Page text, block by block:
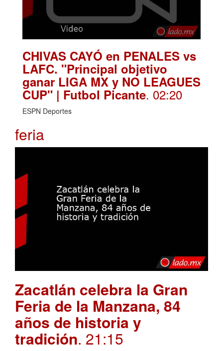
CHIVAS CAYÓ en PENALES vs
LAFC. "Principal objetivo
ganar LIGA MX y NO LEAGUES
CUP" | Futbol Picante. 02:20
ESPN Deportes
feria
Zacatlán celebra la Gran
Feria de la Manzana, 84
años de historia y
tradición. 21:15